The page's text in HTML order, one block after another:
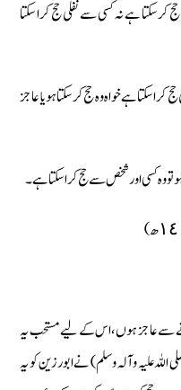
کرسکتا ہے نہ کسی سے نفلی حج کرا سکتا
کراسکتا ہے خواہ وہ حج کرسکتا ہو یا عاجز
وہ کسی اور شخص سے حج کرا سکتا ہے۔
سے عاجز ہوں، اس کے لیے مستحب یہ
علیہ وآلہ وسلم) نے ابورزین کو یہ